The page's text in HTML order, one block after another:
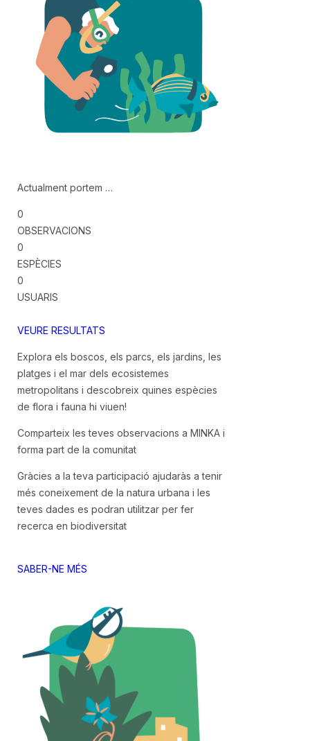
Actualment portem …
0
OBSERVACIONS
0
ESPÈCIES
0
USUARIS
VEURE RESULTATS
Explora els boscos, els parcs, els jardins, les
platges i el mar dels ecosistemes
metropolitans i descobreix quines espècies
de flora i fauna hi viuen!
Comparteix les teves observacions a MINKA i
forma part de la comunitat
Gràcies a la teva participació ajudaràs a tenir
més coneixement de la natura urbana i les
teves dades es podran utilitzar per fer
recerca en biodiversitat
SABER-NE MÉS